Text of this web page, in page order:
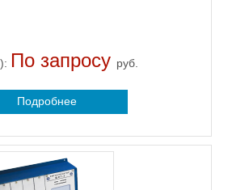
По запросу руб.
Подробнее